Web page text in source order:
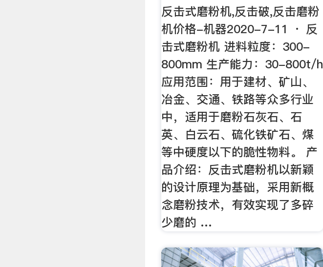
反击式磨粉机,反击破,反击磨粉
机价格-机器2020-7-11 · 反
击式磨粉机 进料粒度：300-
800mm 生产能力：30-800t/h
应用范围：用于建材、矿山、
冶金、交通、铁路等众多行业
中，适用于磨粉石灰石、石
英、白云石、硫化铁矿石、煤
等中硬度以下的脆性物料。 产
品介绍：反击式磨粉机以新颖
的设计原理为基础，采用新概
念磨粉技术，有效实现了多碎
少磨的 …